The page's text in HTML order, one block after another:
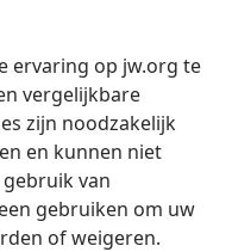
ervaring op jw.org te
vergelijkbare
zijn noodzakelijk
en kunnen niet
van
gebruiken om uw
of weigeren.
Instellingen
Society of Pennsylvania
Inloggen